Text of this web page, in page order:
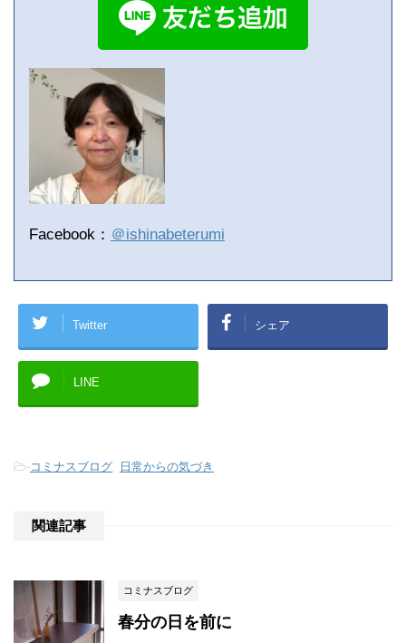
Facebook： ＠ishinabeterumi
Twitter シェア
LINE
-コミナスブログ 日常からの気づき
関連記事
コミナスブログ
春分の日を前に